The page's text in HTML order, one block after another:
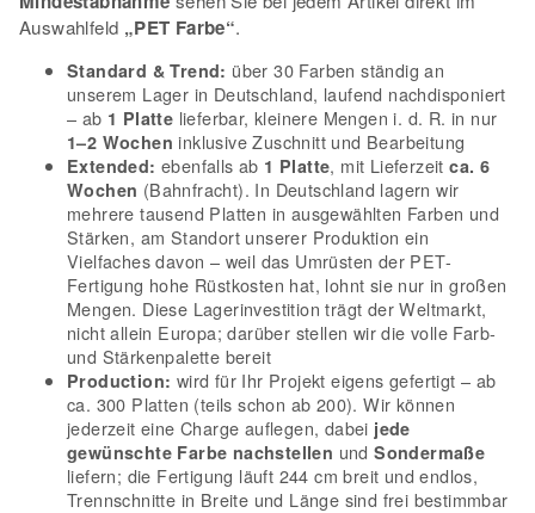
Auswahlfeld „PET Farbe“.
Standard & Trend: über 30 Farben ständig an
unserem Lager in Deutschland, laufend nachdisponiert
– ab 1 Platte lieferbar, kleinere Mengen i. d. R. in nur
1–2 Wochen inklusive Zuschnitt und Bearbeitung
Extended: ebenfalls ab 1 Platte, mit Lieferzeitca. 6
Wochen (Bahnfracht). In Deutschland lagern wir
mehrere tausend Platten in ausgewählten Farben und
Stärken, am Standort unserer Produktion ein
Vielfaches davon – weil das Umrüsten der PET-
Fertigung hohe Rüstkosten hat, lohnt sie nur in großen
Mengen. Diese Lagerinvestition trägt der Weltmarkt,
nicht allein Europa; darüber stellen wir die volle Farb-
und Stärkenpalette bereit
Production: wird für Ihr Projekt eigens gefertigt – ab
ca. 300 Platten (teils schon ab 200). Wir können
jederzeit eine Charge auflegen, dabei jede
gewünschte Farbe nachstellen undSondermaße
liefern; die Fertigung läuft 244 cm breit und endlos,
Trennschnitte in Breite und Länge sind frei bestimmbar